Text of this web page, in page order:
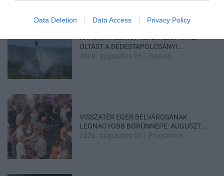
Data Deletion Data Access Privacy Policy
KATONAI HELIKOPTEREK SEGÍTIK AZ
OLTÁST A DÉDESTAPOLCSÁNYI...
2026. augusztus 05 Riasztó
VISSZATÉR EGER BELVÁROSÁNAK
LEGNAGYOBB BORÜNNEPE: AUGUSZT...
2026. augusztus 05 Programok